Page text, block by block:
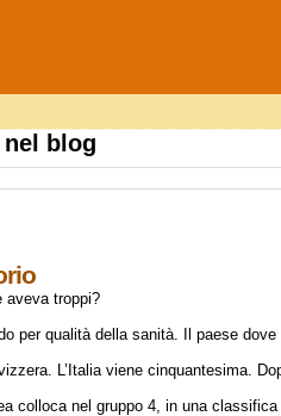
nel blog
aveva troppi?
per qualità della sanità. Il paese
L’Italia viene cinquantesima.
colloca nel gruppo 4, in una